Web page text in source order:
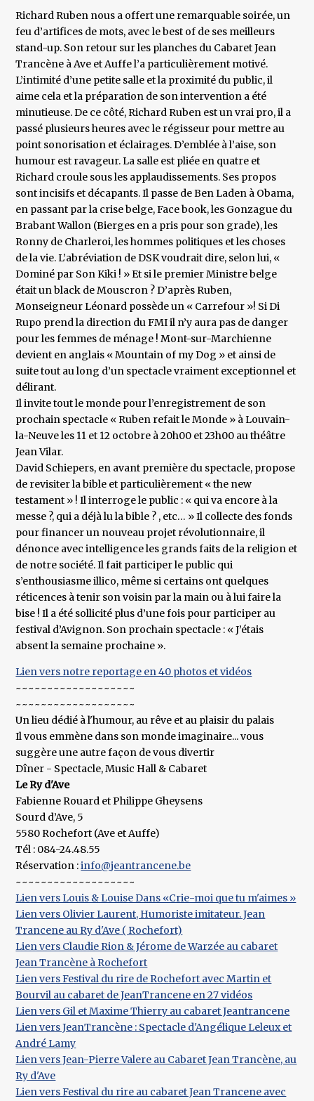
Richard Ruben nous a offert une remarquable soirée, un
feu d’artifices de mots, avec le best of de ses meilleurs
stand-up. Son retour sur les planches du Cabaret Jean
Trancène à Ave et Auffe l’a particulièrement motivé.
L’intimité d’une petite salle et la proximité du public, il
aime cela et la préparation de son intervention a été
minutieuse. De ce côté, Richard Ruben est un vrai pro, il a
passé plusieurs heures avec le régisseur pour mettre au
point sonorisation et éclairages. D’emblée à l’aise, son
humour est ravageur. La salle est pliée en quatre et
Richard croule sous les applaudissements. Ses propos
sont incisifs et décapants. Il passe de Ben Laden à Obama,
en passant par la crise belge, Face book, les Gonzague du
Brabant Wallon (Bierges en a pris pour son grade), les
Ronny de Charleroi, les hommes politiques et les choses
de la vie. L’abréviation de DSK voudrait dire, selon lui, «
Dominé par Son Kiki ! » Et si le premier Ministre belge
était un black de Mouscron ? D’après Ruben,
Monseigneur Léonard possède un « Carrefour »! Si Di
Rupo prend la direction du FMI il n’y aura pas de danger
pour les femmes de ménage ! Mont-sur-Marchienne
devient en anglais « Mountain of my Dog » et ainsi de
suite tout au long d’un spectacle vraiment exceptionnel et
délirant.
Il invite tout le monde pour l’enregistrement de son
prochain spectacle « Ruben refait le Monde » à Louvain-
la-Neuve les 11 et 12 octobre à 20h00 et 23h00 au théâtre
Jean Vilar.
David Schiepers, en avant première du spectacle, propose
de revisiter la bible et particulièrement « the new
testament » ! Il interroge le public : « qui va encore à la
messe ?, qui a déjà lu la bible ? , etc… » Il collecte des fonds
pour financer un nouveau projet révolutionnaire, il
dénonce avec intelligence les grands faits de la religion et
de notre société. Il fait participer le public qui
s’enthousiasme illico, même si certains ont quelques
réticences à tenir son voisin par la main ou à lui faire la
bise ! Il a été sollicité plus d’une fois pour participer au
festival d’Avignon. Son prochain spectacle : « J’étais
absent la semaine prochaine ».
Lien vers notre reportage en 40 photos et vidéos
~~~~~~~~~~~~~~~~~~~
~~~~~~~~~~~~~~~~~~~
Un lieu dédié à l'humour, au rêve et au plaisir du palais
Il vous emmène dans son monde imaginaire... vous
suggère une autre façon de vous divertir
Dîner - Spectacle, Music Hall & Cabaret
Le Ry d'Ave
Fabienne Rouard et Philippe Gheysens
Sourd d’Ave, 5
5580 Rochefort (Ave et Auffe)
Tél : 084-24.48.55
Réservation :info@jeantrancene.be
~~~~~~~~~~~~~~~~~~~
Lien vers Louis & Louise Dans «Crie-moi que tu m'aimes »
Lien vers Olivier Laurent, Humoriste imitateur. Jean
Trancene au Ry d'Ave ( Rochefort)
Lien vers Claudie Rion & Jérome de Warzée au cabaret
Jean Trancène à Rochefort
Lien vers Festival du rire de Rochefort avec Martin et
Bourvil au cabaret de JeanTrancene en 27 vidéos
Lien vers Gil et Maxime Thierry au cabaret Jeantrancene
Lien vers JeanTrancène : Spectacle d'Angélique Leleux et
André Lamy
Lien vers Jean-Pierre Valere au Cabaret Jean Trancène, au
Ry d'Ave
Lien vers Festival du rire au cabaret Jean Trancene avec